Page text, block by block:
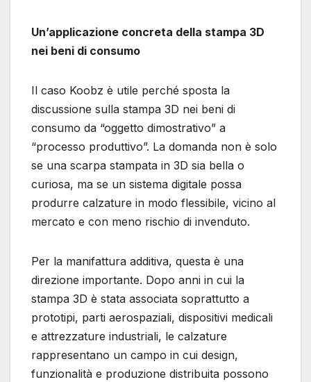
Un’applicazione concreta della stampa 3D
nei beni di consumo
Il caso Koobz è utile perché sposta la
discussione sulla stampa 3D nei beni di
consumo da “oggetto dimostrativo” a
“processo produttivo”. La domanda non è solo
se una scarpa stampata in 3D sia bella o
curiosa, ma se un sistema digitale possa
produrre calzature in modo flessibile, vicino al
mercato e con meno rischio di invenduto.
Per la manifattura additiva, questa è una
direzione importante. Dopo anni in cui la
stampa 3D è stata associata soprattutto a
prototipi, parti aerospaziali, dispositivi medicali
e attrezzature industriali, le calzature
rappresentano un campo in cui design,
funzionalità e produzione distribuita possono